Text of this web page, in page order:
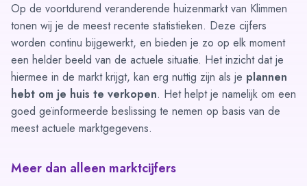
Op de voortdurend veranderende huizenmarkt van Klimmen
tonen wij je de meest recente statistieken. Deze cijfers
worden continu bijgewerkt, en bieden je zo op elk moment
een helder beeld van de actuele situatie. Het inzicht dat je
hiermee in de markt krijgt, kan erg nuttig zijn als je plannen
hebt om je huis te verkopen. Het helpt je namelijk om een
goed geïnformeerde beslissing te nemen op basis van de
meest actuele marktgegevens.
Meer dan alleen marktcijfers